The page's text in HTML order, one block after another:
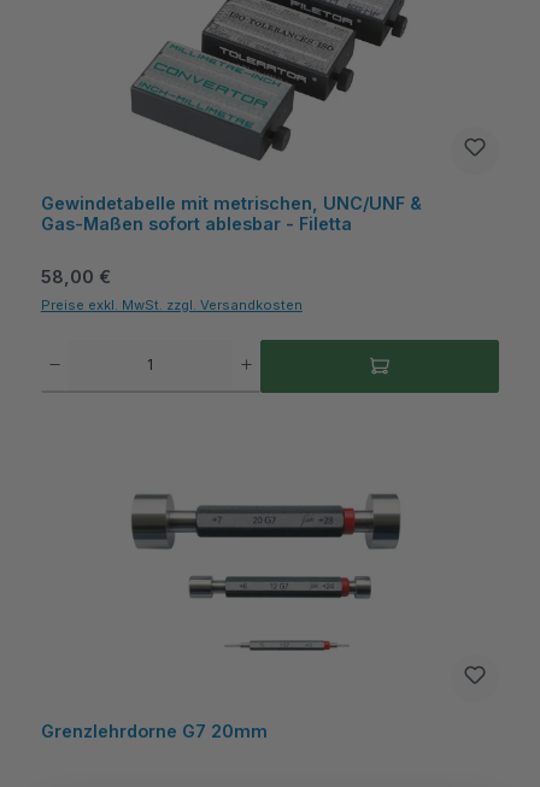
Gewindetabelle mit metrischen, UNC/UNF &
Gas‑Maßen sofort ablesbar - Filetta
Regulärer Preis:
58,00 €
Preise exkl. MwSt. zzgl. Versandkosten
Grenzlehrdorne G7 20mm